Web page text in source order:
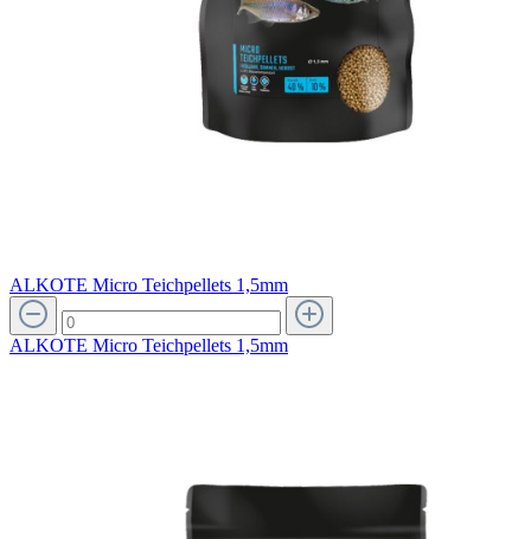
ALKOTE Micro Teichpellets 1,5mm
ALKOTE Micro Teichpellets 1,5mm